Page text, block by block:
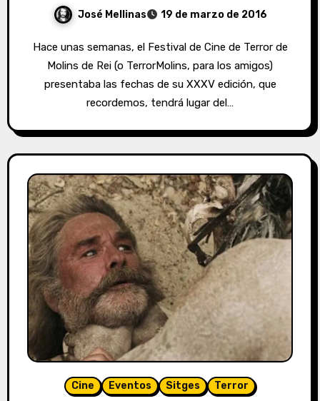
José Mellinas 19 de marzo de 2016
Hace unas semanas, el Festival de Cine de Terror de
Molins de Rei (o TerrorMolins, para los amigos)
presentaba las fechas de su XXXV edición, que
recordemos, tendrá lugar del…
Cine Eventos Sitges Terror